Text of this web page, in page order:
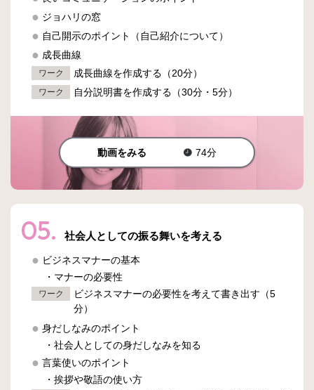
ジョハリの窓
自己開示のポイント（自己紹介について）
成長曲線
ワーク 成長曲線を作成する（20分）
ワーク 自分説明書を作成する（30分・5分）
動画をみる 74分
05. 社会人としての振る舞いを考える
ビジネスマナーの基本
・マナーの必要性
ワーク
ビジネスマナーの必要性を考えて書き出す（5
分）
身だしなみのポイント
・社会人としての身だしなみを知る
言葉使いのポイント
・挨拶や敬語の使い方